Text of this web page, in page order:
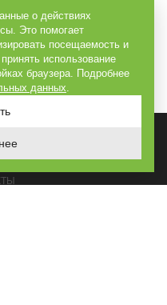
о действиях
Это помогает
посещаемость и
использование
браузера. Подробнее
данных.